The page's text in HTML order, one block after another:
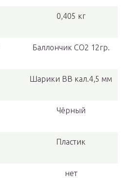
0,405 кг
Баллончик СО2 12гр.
Шарики BB кал.4,5 мм
Чёрный
Пластик
нет